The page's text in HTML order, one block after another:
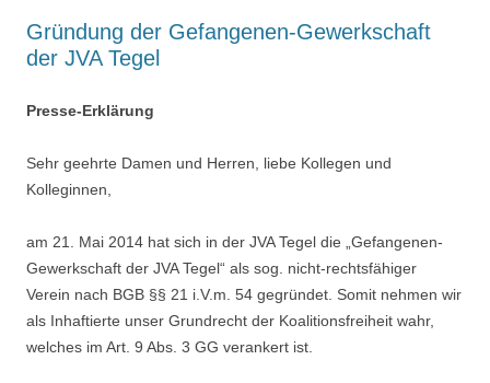
Gründung der Gefangenen-Gewerkschaft
der JVA Tegel
Presse-Erklärung
Sehr geehrte Damen und Herren, liebe Kollegen und
Kolleginnen,
am 21. Mai 2014 hat sich in der JVA Tegel die „Gefangenen-
Gewerkschaft der JVA Tegel“ als sog. nicht-rechtsfähiger
Verein nach BGB §§ 21 i.V.m. 54 gegründet. Somit nehmen wir
als Inhaftierte unser Grundrecht der Koalitionsfreiheit wahr,
welches im Art. 9 Abs. 3 GG verankert ist.